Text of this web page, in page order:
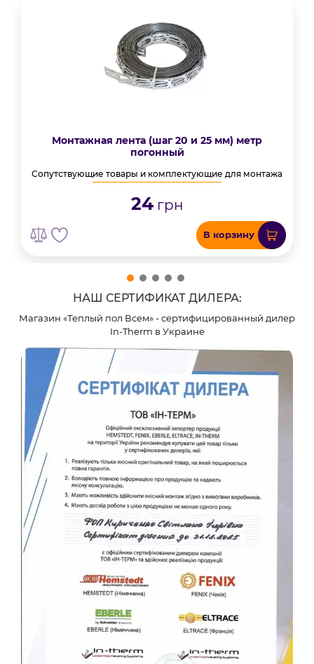
Монтажная лента (шаг 20 и 25 мм) метр
погонный
Сопутствующие товары и комплектующие для монтажа
24грн
В корзину
НАШ СЕРТИФИКАТ ДИЛЕРА:
Магазин «Теплый пол Всем» - сертифицированный дилер
In-Therm в Украине